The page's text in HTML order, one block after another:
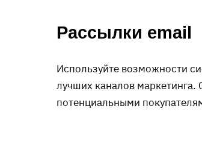
Рассылки email
Используйте возможности
лучших каналов
потенциальными